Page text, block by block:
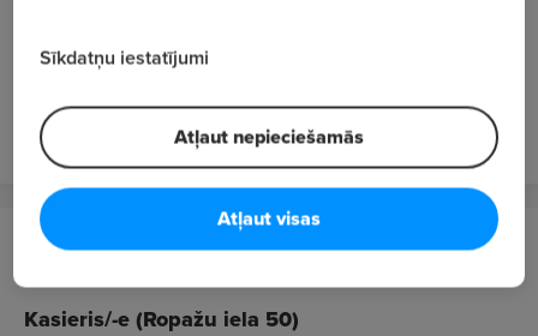
EXPRESS Rīga, Dārzciema iela 39)
atlikusi 1 diena VIP 2
Kasieris/-e (Ropažu iela 50)
Sīkdatņu iestatījumi
Atļaut nepieciešamās
Atļaut visas